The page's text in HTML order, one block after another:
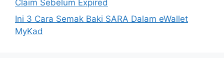
Claim Sebelum Expired
Ini 3 Cara Semak Baki SARA Dalam eWallet
MyKad